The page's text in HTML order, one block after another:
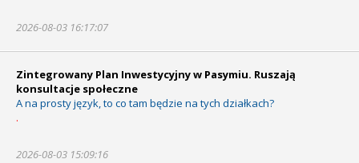
2026-08-03 16:17:07
Zintegrowany Plan Inwestycyjny w Pasymiu. Ruszają
konsultacje społeczne
A na prosty język, to co tam będzie na tych działkach?
.
2026-08-03 15:09:16